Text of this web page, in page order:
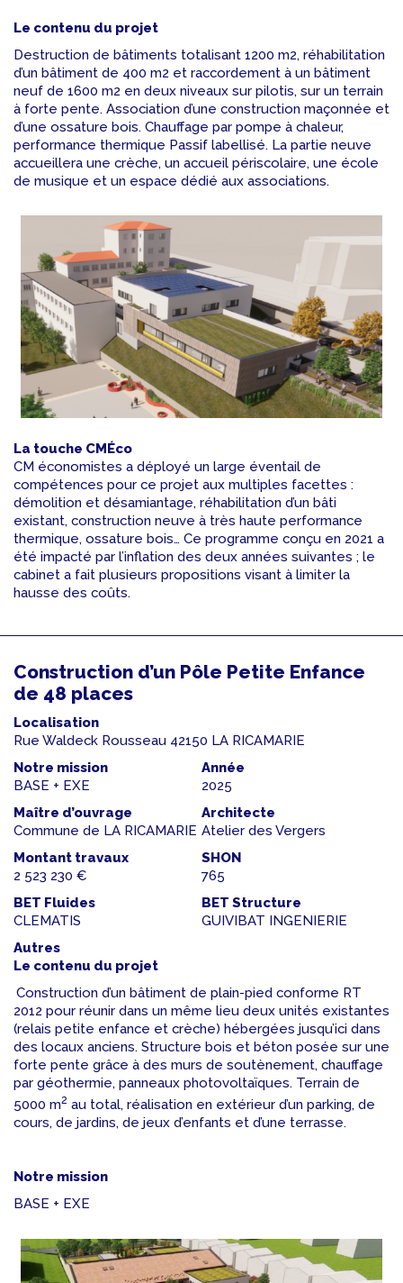
La touche CMÉco
CM économistes a déployé un large éventail de
compétences pour ce projet aux multiples facettes :
démolition et désamiantage, réhabilitation d’un bâti
existant, construction neuve à très haute performance
thermique, ossature bois… Ce programme conçu en 2021 a
été impacté par l’inflation des deux années suivantes ; le
cabinet a fait plusieurs propositions visant à limiter la
hausse des coûts.
Le contenu du projet
Destruction de bâtiments totalisant 1200 m2, réhabilitation
d’un bâtiment de 400 m2 et raccordement à un bâtiment
neuf de 1600 m2 en deux niveaux sur pilotis, sur un terrain
à forte pente. Association d’une construction maçonnée et
d’une ossature bois. Chauffage par pompe à chaleur,
performance thermique Passif labellisé. La partie neuve
accueillera une crèche, un accueil périscolaire, une école
de musique et un espace dédié aux associations.
Construction d’un Pôle Petite Enfance
de 48 places
Localisation
Rue Waldeck Rousseau 42150 LA RICAMARIE
Notre mission
BASE + EXE
Année
2025
Maître d’ouvrage
Commune de LA RICAMARIE
Architecte
Atelier des Vergers
Montant travaux
2 523 230 €
SHON
765
BET Fluides
CLEMATIS
BET Structure
GUIVIBAT INGENIERIE
Autres
Le contenu du projet
Construction d’un bâtiment de plain-pied conforme RT
2012 pour réunir dans un même lieu deux unités existantes
(relais petite enfance et crèche) hébergées jusqu’ici dans
des locaux anciens. Structure bois et béton posée sur une
forte pente grâce à des murs de soutènement, chauffage
par géothermie, panneaux photovoltaïques. Terrain de
5000 m2 au total, réalisation en extérieur d’un parking, de
cours, de jardins, de jeux d’enfants et d’une terrasse.
Notre mission
BASE + EXE